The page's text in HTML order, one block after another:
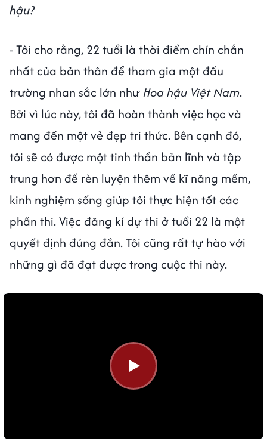
hậu?
- Tôi cho rằng, 22 tuổi là thời điểm chín chắn
nhất của bản thân để tham gia một đấu
trường nhan sắc lớn như Hoa hậu Việt Nam.
Bởi vì lúc này, tôi đã hoàn thành việc học và
mang đến một vẻ đẹp tri thức. Bên cạnh đó,
tôi sẽ có được một tinh thần bản lĩnh và tập
trung hơn để rèn luyện thêm về kĩ năng mềm,
kinh nghiệm sống giúp tôi thực hiện tốt các
phần thi. Việc đăng kí dự thi ở tuổi 22 là một
quyết định đúng đắn. Tôi cũng rất tự hào với
những gì đã đạt được trong cuộc thi này.